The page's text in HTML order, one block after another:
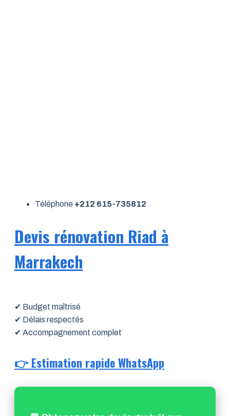
Téléphone +212 615-735812
Devis rénovation Riad à
Marrakech
✔ Budget maîtrisé
✔ Délais respectés
✔ Accompagnement complet
👉 Estimation rapide WhatsApp